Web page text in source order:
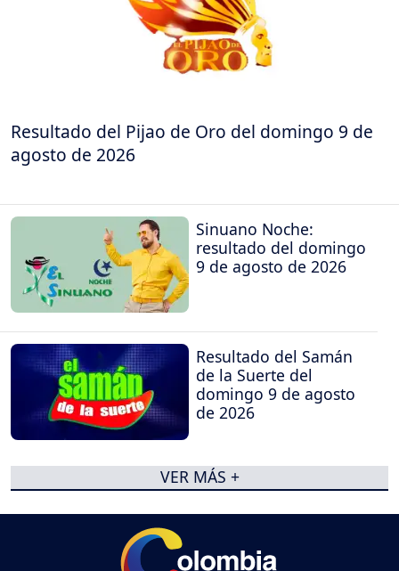
Resultado del Pijao de Oro del domingo 9 de
agosto de 2026
Sinuano Noche:
resultado del domingo
9 de agosto de 2026
Resultado del Samán
de la Suerte del
domingo 9 de agosto
de 2026
VER MÁS +